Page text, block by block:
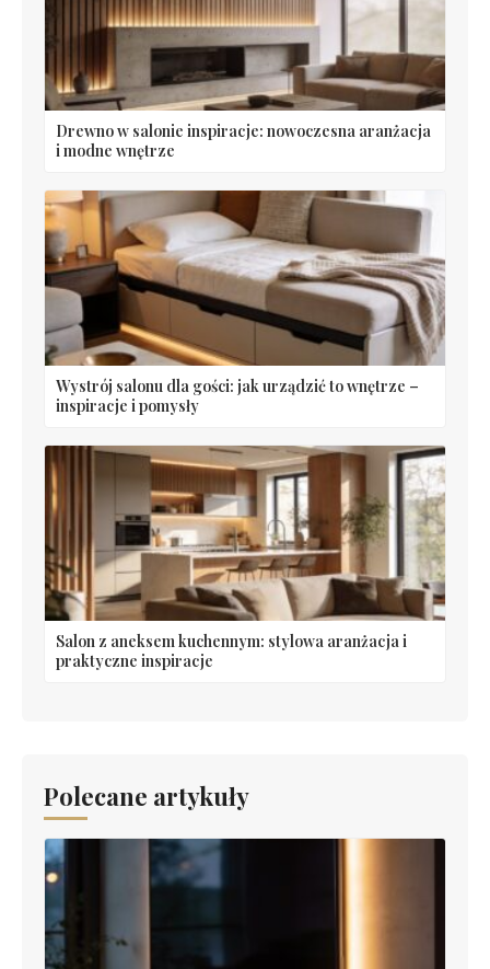
Drewno w salonie inspiracje: nowoczesna aranżacja
i modne wnętrze
Wystrój salonu dla gości: jak urządzić to wnętrze –
inspiracje i pomysły
Salon z aneksem kuchennym: stylowa aranżacja i
praktyczne inspiracje
Polecane artykuły